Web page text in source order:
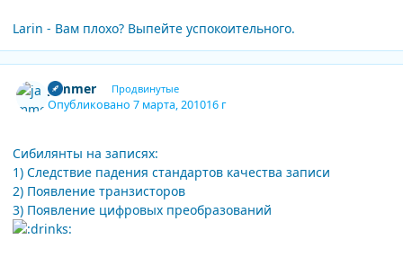
Larin - Вам плохо? Выпейте успокоительного.
jammer Продвинутые
Опубликовано7 марта, 201016 г
Сибилянты на записях:
1) Следствие падения стандартов качества записи
2) Появление транзисторов
3) Появление цифровых преобразований